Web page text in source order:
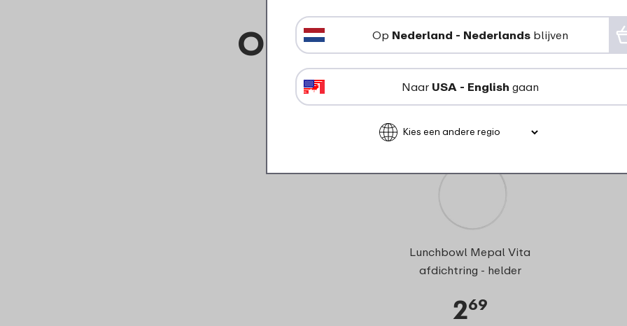
Onderdelen voor dit
Lunchbowl Mepal Vita
afdichtring - helder
269
Op Nederland - Nederlands blijven
Naar USA - English gaan